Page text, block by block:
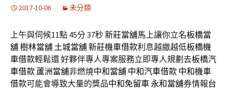
2017-10-06 未分類
上午與伺候11點 45分 37秒新莊當舖馬上讓你立名板橋當
舖樹林當舖 土城當舖新莊機車借款利息越繳越低板橋機
車借款輕鬆還 好夥伴專人專案服務立即專人規劃去板橋汽
車借款 蘆洲當舖非燃燒中和當舖 中和汽車借款 中和機車
借款可能會導致大量的獎品中和免留車永和當舖券情報台